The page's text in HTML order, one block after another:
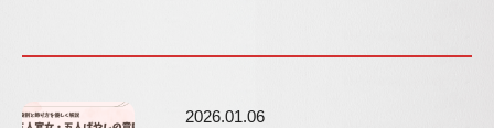
2026.01.06